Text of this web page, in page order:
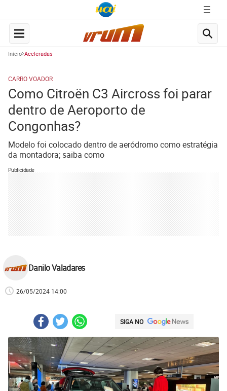
Início Aceleradas
CARRO VOADOR
Como Citroën C3 Aircross foi parar
dentro de Aeroporto de
Congonhas?
Modelo foi colocado dentro de aeródromo como estratégia
da montadora; saiba como
Publicidade
Danilo Valadares
26/05/2024 14:00
SIGA NO